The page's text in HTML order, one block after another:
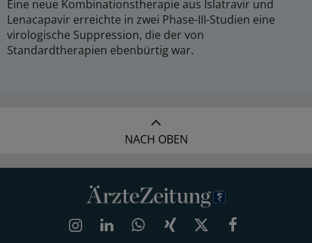
Eine neue Kombinationstherapie aus Islatravir und
Lenacapavir erreichte in zwei Phase-III-Studien eine
virologische Suppression, die der von
Standardtherapien ebenbürtig war.
NACH OBEN